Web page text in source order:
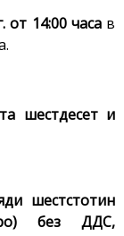
от 14:00 часа в
шестдесет и
ДДС/
шестстотин
без ДДС,